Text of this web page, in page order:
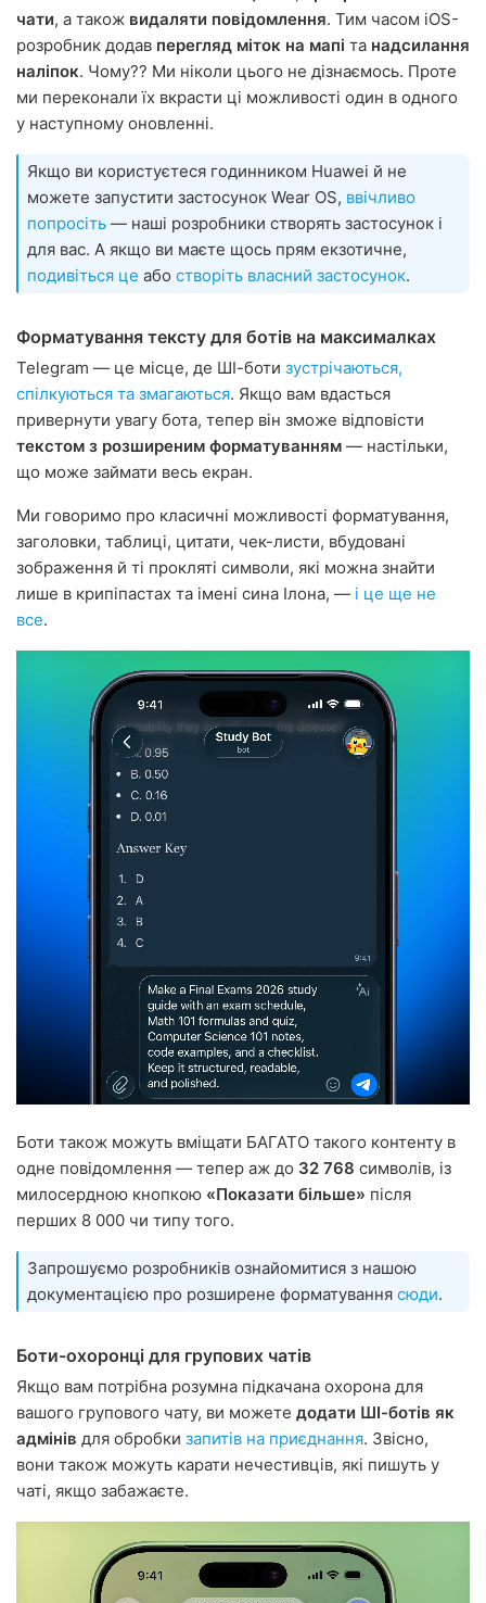
чати, а також видаляти повідомлення. Тим часом iOS-
розробник додав перегляд міток на мапі та надсилання
наліпок. Чому?? Ми ніколи цього не дізнаємось. Проте
ми переконали їх вкрасти ці можливості один в одного
у наступному оновленні.
Якщо ви користуєтеся годинником Huawei й не
можете запустити застосунок Wear OS, ввічливо
попросіть — наші розробники створять застосунок і
для вас. А якщо ви маєте щось прям екзотичне,
подивіться це або створіть власний застосунок.
Форматування тексту для ботів на максималках
Telegram — це місце, де ШІ-боти зустрічаються,
спілкуються та змагаються. Якщо вам вдасться
привернути увагу бота, тепер він зможе відповісти
текстом з розширеним форматуванням — настільки,
що може займати весь екран.
Ми говоримо про класичні можливості форматування,
заголовки, таблиці, цитати, чек-листи, вбудовані
зображення й ті прокляті символи, які можна знайти
лише в крипіпастах та імені сина Ілона, — і це ще не
все.
Боти також можуть вміщати БАГАТО такого контенту в
одне повідомлення — тепер аж до 32 768 символів, із
милосердною кнопкою «Показати більше» після
перших 8 000 чи типу того.
Запрошуємо розробників ознайомитися з нашою
документацією про розширене форматування сюди.
Боти-охоронці для групових чатів
Якщо вам потрібна розумна підкачана охорона для
вашого групового чату, ви можете додати ШІ-ботів як
адмінів для обробки запитів на приєднання. Звісно,
вони також можуть карати нечестивців, які пишуть у
чаті, якщо забажаєте.